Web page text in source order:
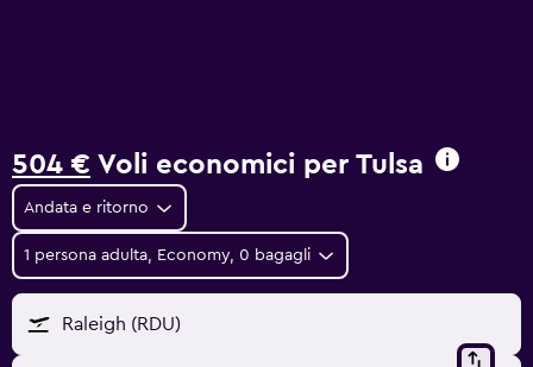
504 € Voli economici per Tulsa
Andata e ritorno
1 persona adulta, Economy, 0 bagagli
Raleigh (RDU)